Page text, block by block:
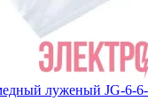
луженый JG-6-